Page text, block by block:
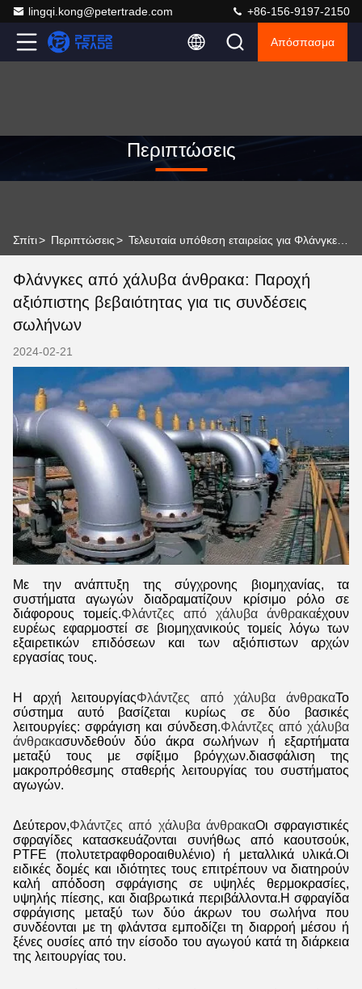
lingqi.kong@petertrade.com +86-156-9197-2150
Απόσπασμα
Περιπτώσεις
Σπίτι> Περιπτώσεις>
Φλάνγκες από χάλυβα άνθρακα: Παροχή
αξιόπιστης βεβαιότητας για τις συνδέσεις
σωλήνων
2024-02-21
Με την ανάπτυξη της σύγχρονης βιομηχανίας, τα
συστήματα αγωγών διαδραματίζουν κρίσιμο ρόλο σε
διάφορους τομείς.Φλάντζες από χάλυβα άνθρακαέχουν
ευρέως εφαρμοστεί σε βιομηχανικούς τομείς λόγω των
εξαιρετικών επιδόσεων και των αξιόπιστων αρχών
εργασίας τους.
Η αρχή λειτουργίαςΦλάντζες από χάλυβα άνθρακαΤο
σύστημα αυτό βασίζεται κυρίως σε δύο βασικές
λειτουργίες: σφράγιση και σύνδεση.Φλάντζες από χάλυβα
άνθρακασυνδεθούν δύο άκρα σωλήνων ή εξαρτήματα
μεταξύ τους με σφίξιμο βρόγχων.διασφάλιση της
μακροπρόθεσμης σταθερής λειτουργίας του συστήματος
αγωγών.
Δεύτερον,Φλάντζες από χάλυβα άνθρακαΟι σφραγιστικές
σφραγίδες κατασκευάζονται συνήθως από καουτσούκ,
PTFE (πολυτετραφθοροαιθυλένιο) ή μεταλλικά υλικά.Οι
ειδικές δομές και ιδιότητες τους επιτρέπουν να διατηρούν
καλή απόδοση σφράγισης σε υψηλές θερμοκρασίες,
υψηλής πίεσης, και διαβρωτικά περιβάλλοντα.Η σφραγίδα
σφράγισης μεταξύ των δύο άκρων του σωλήνα που
συνδέονται με τη φλάντσα εμποδίζει τη διαρροή μέσου ή
ξένες ουσίες από την είσοδο του αγωγού κατά τη διάρκεια
της λειτουργίας του.